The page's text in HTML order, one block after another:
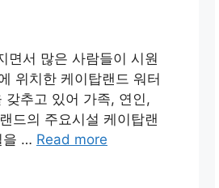
면서 많은 사람들이 시원
위치한 케이탑랜드 워터
추고 있어 가족, 연인,
드의 주요시설 케이탑랜
을 … Read more